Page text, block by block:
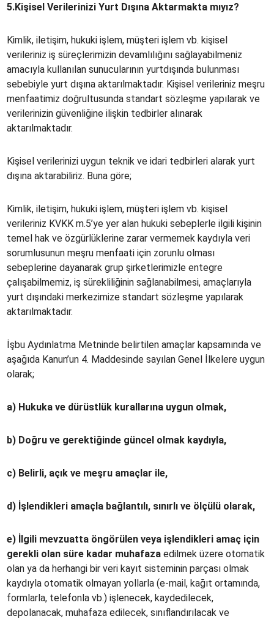
5.Kişisel Verilerinizi Yurt Dışına Aktarmakta mıyız?
Kimlik, iletişim, hukuki işlem, müşteri işlem vb. kişisel
verileriniz iş süreçlerimizin devamlılığını sağlayabilmeniz
amacıyla kullanılan sunucularının yurtdışında bulunması
sebebiyle yurt dışına aktarılmaktadır. Kişisel verileriniz meşru
menfaatimiz doğrultusunda standart sözleşme yapılarak ve
verilerinizin güvenliğine ilişkin tedbirler alınarak
aktarılmaktadır.
Kişisel verilerinizi uygun teknik ve idari tedbirleri alarak yurt
dışına aktarabiliriz. Buna göre;
Kimlik, iletişim, hukuki işlem, müşteri işlem vb. kişisel
verileriniz KVKK m.5’ye yer alan hukuki sebeplerle ilgili kişinin
temel hak ve özgürlüklerine zarar vermemek kaydıyla veri
sorumlusunun meşru menfaati için zorunlu olması
sebeplerine dayanarak grup şirketlerimizle entegre
çalışabilmemiz, iş sürekliliğinin sağlanabilmesi, amaçlarıyla
yurt dışındaki merkezimize standart sözleşme yapılarak
aktarılmaktadır.
İşbu Aydınlatma Metninde belirtilen amaçlar kapsamında ve
aşağıda Kanun’un 4. Maddesinde sayılan Genel İlkelere uygun
olarak;
a) Hukuka ve dürüstlük kurallarına uygun olmak,
b) Doğru ve gerektiğinde güncel olmak kaydıyla,
c) Belirli, açık ve meşru amaçlar ile,
d) İşlendikleri amaçla bağlantılı, sınırlı ve ölçülü olarak,
e) İlgili mevzuatta öngörülen veya işlendikleri amaç için
gerekli olan süre kadar muhafazaedilmek üzere otomatik
olan ya da herhangi bir veri kayıt sisteminin parçası olmak
kaydıyla otomatik olmayan yollarla (e-mail, kağıt ortamında,
formlarla, telefonla vb.) işlenecek, kaydedilecek,
depolanacak, muhafaza edilecek, sınıflandırılacak ve